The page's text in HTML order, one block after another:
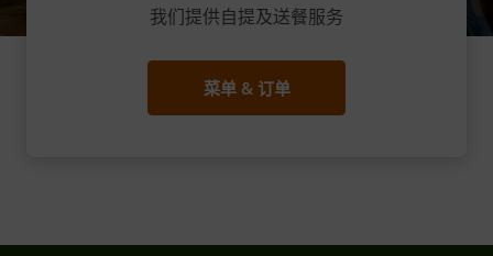
我们提供自提及送餐服务
菜单 & 订单